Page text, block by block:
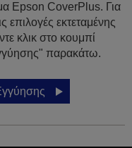
Epson CoverPlus. Για
επιλογές εκτεταμένης
κλικ στο κουμπί
παρακάτω.